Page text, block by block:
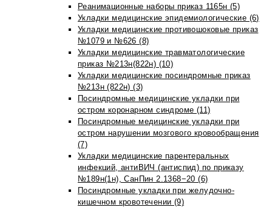
Реанимационные наборы приказ 1165н (5)
Укладки медицинские эпидемиологические (6)
Укладки медицинские противошоковые приказ
№1079 и №626 (8)
Укладки медицинские травматологические
приказ №213н(822н) (10)
Укладки медицинские посиндромные приказ
№213н (822н) (3)
Посиндромные медицинские укладки при
остром коронарном синдроме (11)
Посиндромные медицинские укладки при
остром нарушении мозгового кровообращения
(7)
Укладки медицинские парентеральных
инфекций, антиВИЧ (антиспид) по приказу
№189н(1н), СанПин 2.1368−20 (6)
Посиндромные укладки при желудочно-
кишечном кровотечении (9)